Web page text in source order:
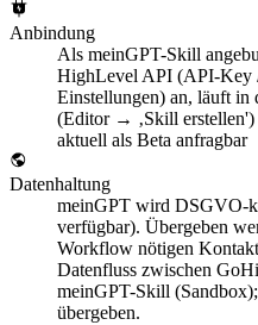
Anbindung
Als meinGPT-Skill
HighLevel API (API-Key
Einstellungen) an, läuft
(Editor → ‚Skill erstellen')
aktuell als Beta anfragbar
Datenhaltung
meinGPT wird DSGVO-
verfügbar). Übergeben
Workflow nötigen
Datenfluss zwischen
meinGPT-Skill
übergeben.